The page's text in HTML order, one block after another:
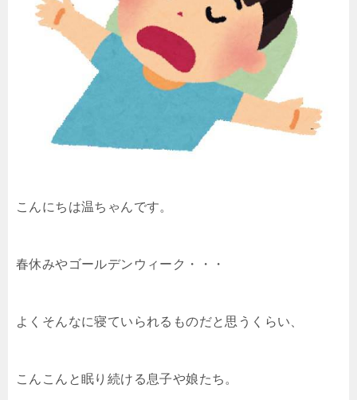
こんにちは温ちゃんです。
春休みやゴールデンウィーク・・・
よくそんなに寝ていられるものだと思うくらい、
こんこんと眠り続ける息子や娘たち。